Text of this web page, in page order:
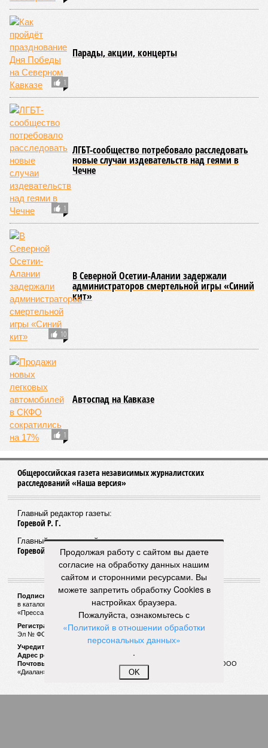
1
Парады, акции, концерты
1
ЛГБТ-сообщество потребовало расследовать
новые случаи издевательств над геями в
Чечне
10
В Северной Осетии-Алании задержали
администраторов смертельной игры «Синий
кит»
1
Автоспад на Кавказе
Общероссийская газета независимых журналистских
расследований «Наша версия»
Главный редактор газеты:
Горевой Р. Г.
Главный редактор сайта:
Горевой Р. Г.
Подписной индекс газеты «Наша версия»:
в каталоге «Почта России» —99266
«Пресса России» (зелёный) —41522
Регистрационный номер Роскомнадзора
Эл № ФС77-53847 от 26.04.2013.
Учредитель ООО «Версия»
Адрес редакции:
123100, Россия, Москва, улица 1905 года, 7с1
Почтовый адрес редакции:
123022, Россия, Москва, а/я 29. для ООО
«Диалан»
Продолжая работу с сайтом вы даете
согласие на обработку данных нашим
сайтом и сторонними ресурсами. Вы
можете запретить обработку Cookies в
настройках браузера.
Пожалуйста, ознакомьтесь с
«Политикой в отношении обработки
персональных данных»
.
OK